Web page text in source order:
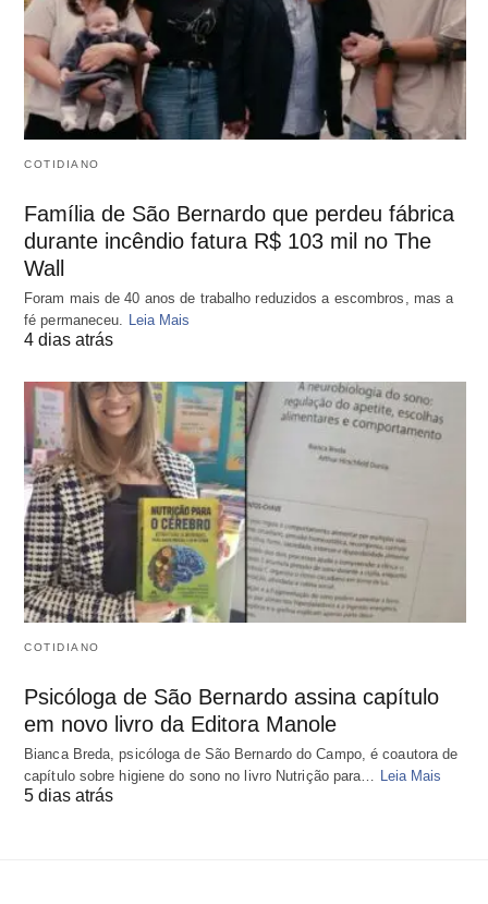
COTIDIANO
Família de São Bernardo que perdeu fábrica
durante incêndio fatura R$ 103 mil no The
Wall
Foram mais de 40 anos de trabalho reduzidos a escombros, mas a
fé permaneceu. Leia Mais
4 dias atrás
COTIDIANO
Psicóloga de São Bernardo assina capítulo
em novo livro da Editora Manole
Bianca Breda, psicóloga de São Bernardo do Campo, é coautora de
capítulo sobre higiene do sono no livro Nutrição para…
Leia Mais
5 dias atrás